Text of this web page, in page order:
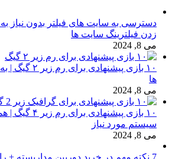
دسترسی به سایت های فیلتر بدون نیاز
زدن فیلترینگ سایت ها
می 8, 2024
۱۰ بازی
ها
می 8, 2024
۱۰ بازی
سیستم مورد نیاز
می 8, 2024